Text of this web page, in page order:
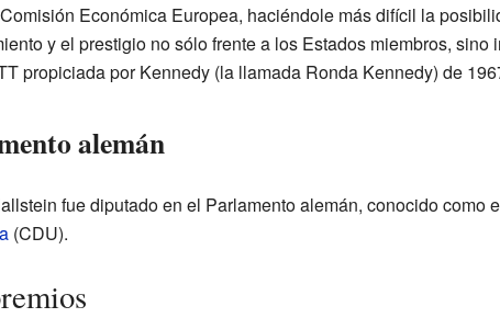
Económica Europea, haciéndole más difícil la
y el prestigio no sólo frente a los Estados miembros, sino
propiciada por Kennedy (la llamada Ronda Kennedy) de
alemán
fue diputado en el Parlamento alemán, conocido como
(CDU).